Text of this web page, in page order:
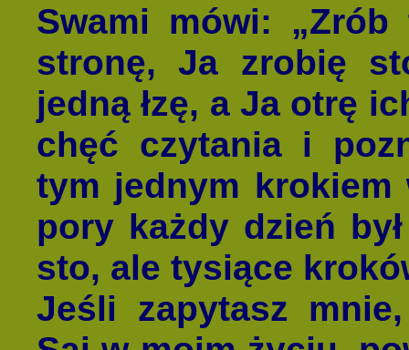
Swami mówi:
stronę, Ja zrobię
jedną łzę, a Ja otrę
chęć czytania i
tym jednym krokiem
pory każdy dzień
sto, ale tysiące
Jeśli zapytasz